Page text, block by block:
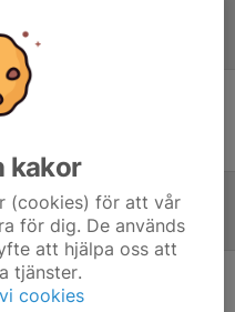
ifylld
skrivet
kakor
(cookies) för att vår
för dig. De används
att hjälpa oss att
tjänster.
cookies